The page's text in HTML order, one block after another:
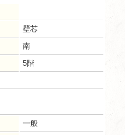
壁芯
南
5階
一般